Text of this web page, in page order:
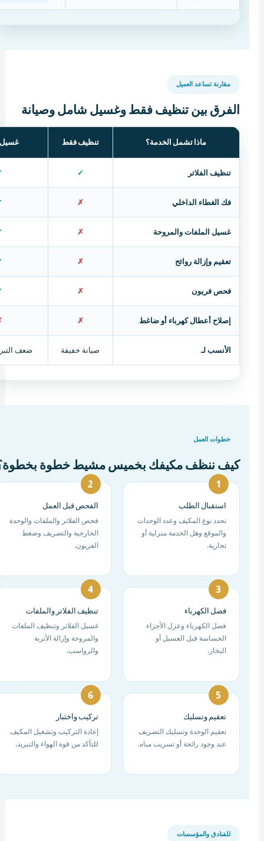
مقارنة تساعد العميل
الفرق بين تنظيف فقط وغسيل شامل وصيانة
ماذا تشمل الخدمة؟ تنظيف فقط
تنظيف الفلاتر ✓
فك الغطاء الداخلي ✗
غسيل الملفات والمروحة ✗
تعقيم وإزالة روائح ✗
فحص فريون ✗
إصلاح أعطال كهرباء أو ضاغط ✗
الأنسب لـ صيانة خفيفة ضعف
خطوات العمل
كيف ننظف مكيفك بخميس مشيط خطوة
استقبال الطلب
تحدد نوع المكيف وعدد الوحدات
والموقع وهل الخدمة منزلية أو
تجارية.
الفحص قبل العمل
فحص الفلاتر والملفات والوحدة
الخارجية والتصريف وضغط
الفريون.
فصل الكهرباء
فصل الكهرباء وعزل الأجزاء
الحساسة قبل الغسيل أو
البخار.
تنظيف الفلاتر والملفات
غسيل الفلاتر وتنظيف الملفات
والمروحة وإزالة الأتربة
والرواسب.
تعقيم وتسليك
تعقيم الوحدة وتسليك التصريف
عند وجود رائحة أو تسريب مياه.
تركيب واختبار
إعادة التركيب وتشغيل المكيف
للتأكد من قوة الهواء والتبريد.
للفنادق والمؤسسات